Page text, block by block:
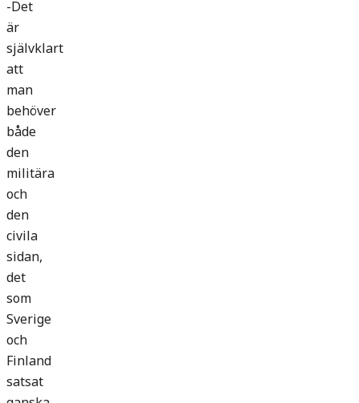
-Det
är
självklart
att
man
behöver
både
den
militära
och
den
civila
sidan,
det
som
Sverige
och
Finland
satsat